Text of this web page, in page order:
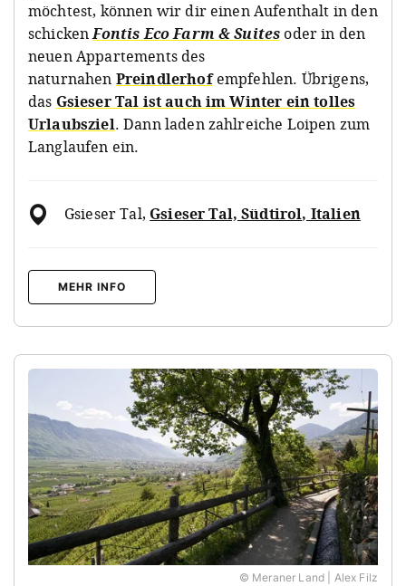
möchtest, können wir dir einen Aufenthalt in den
schicken Fontis Eco Farm & Suites oder in den
neuen Appartements des
naturnahen Preindlerhofempfehlen. Übrigens,
das Gsieser Tal ist auch im Winter ein tolles
Urlaubsziel. Dann laden zahlreiche Loipen zum
Langlaufen ein.
Gsieser Tal, Gsieser Tal, Südtirol, Italien
MEHR INFO
© Meraner Land | Alex Filz